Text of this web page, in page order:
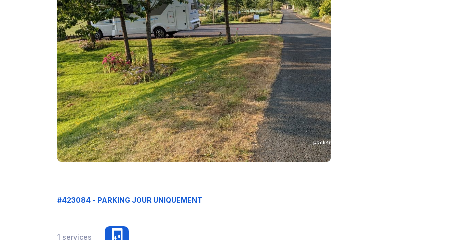
#423084 - PARKING JOUR UNIQUEMENT
1 services